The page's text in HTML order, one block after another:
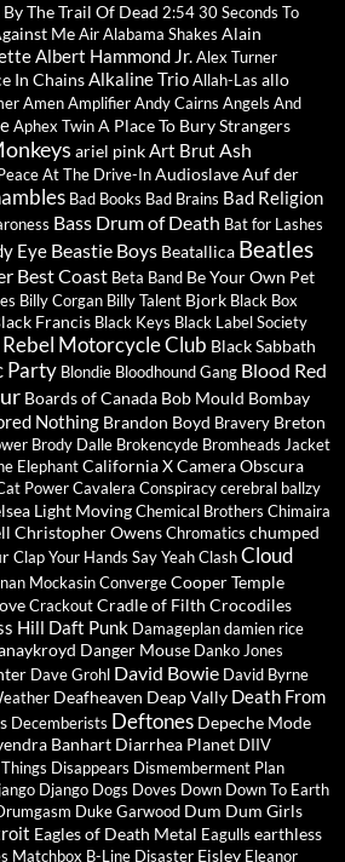
The Trail Of Dead 2:5430 Seconds To
MeAirAlabama Shakes Alain
Albert Hammond Jr.Alex Turner
In ChainsAlkaline TrioAllah-Las allo
AmenAmplifierAndy Cairns Angels And
Aphex TwinA Place To Bury Strangers
ariel pinkArt Brut Ash
At The Drive-InAudioslaveAuf der
Bad Books Bad Brains Bad Religion
Bass Drum of Death Bat for Lashes
Eye Beastie Boys Beatallica Beatles
Best Coast Beta Band Be Your Own Pet
Billy Corgan Billy Talent Bjork Black Box
Francis Black Keys Black Label Society
Rebel Motorcycle Club Black Sabbath
Party Blondie Bloodhound Gang Blood Red
Boards of Canada Bob Mould Bombay
Nothing Brandon Boyd Bravery Breton
Brody Dalle Brokencyde Bromheads Jacket
ElephantCalifornia XCamera Obscura
PowerCavalera Conspiracycerebral ballzy
Light MovingChemical Brothers Chimaira
Christopher OwensChromatics chumped
Clap Your Hands Say YeahClashCloud
MockasinConvergeCooper Temple
CrackoutCradle of Filth Crocodiles
Hill Daft Punk Damageplandamien rice
Danger Mouse Danko Jones
Dave Grohl David Bowie David Byrne
Deafheaven Deap Vally Death From
Decemberists Deftones Depeche Mode
Banhart Diarrhea Planet DIIV
Disappears Dismemberment Plan
Django Dogs Doves Down Down To Earth
Duke Garwood Dum Dum Girls
Eagles of Death Metal Eagulls earthless
Matchbox B-Line Disaster Eisley Eleanor